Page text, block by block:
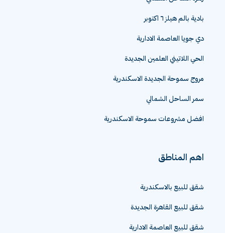
زهرة الساحل الشمالي
بادية بالم هيلز ٦ اكتوبر
دي جويا العاصمة الادارية
الحي اللاتيني العلمين الجديدة
مروج سموحة الجديدة الاسكندرية
سمر الساحل الشمالي
افضل مشروعات سموحة الاسكندرية
اهم المناطق
شقق للبيع بالاسكندرية
شقق للبيع القاهرة الجديدة